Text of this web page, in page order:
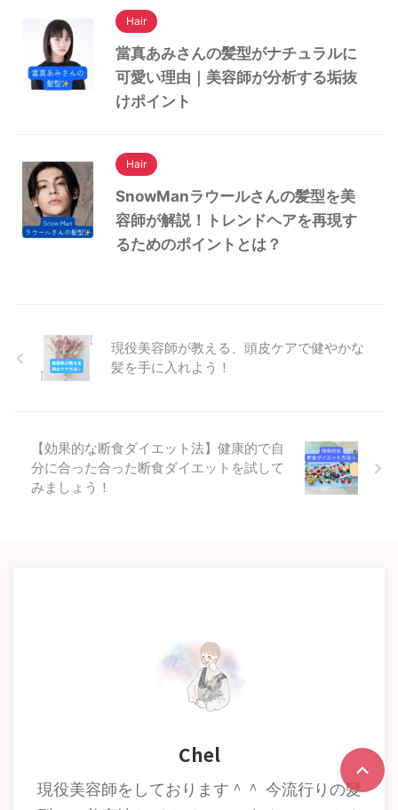
Hair
當真あみさんの髪型がナチュラルに
可愛い理由｜美容師が分析する垢抜
けポイント
Hair
SnowManラウールさんの髪型を美
容師が解説！トレンドヘアを再現す
るためのポイントとは？
現役美容師が教える、頭皮ケアで健やかな
髪を手に入れよう！
【効果的な断食ダイエット法】健康的で自
分に合った合った断食ダイエットを試して
みましょう！
Chel
現役美容師をしております＾＾ 今流行りの髪